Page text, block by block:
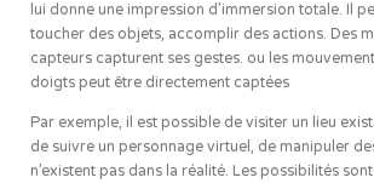
lui donne une impression d’immersion totale. Il
toucher des objets, accomplir des actions. Des
capteurs capturent ses gestes. ou les
doigts peut être directement captées
Par exemple, il est possible de visiter un lieu
de suivre un personnage virtuel, de manipuler
n’existent pas dans la réalité. Les possibilités